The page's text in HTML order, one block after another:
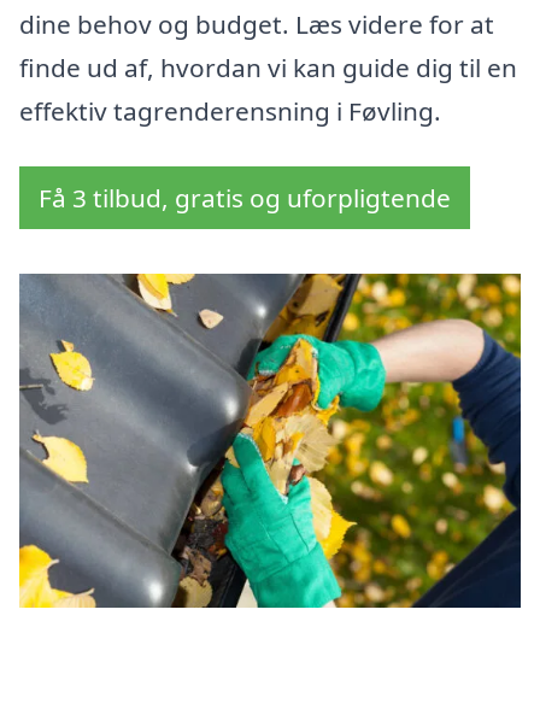
dine behov og budget. Læs videre for at
finde ud af, hvordan vi kan guide dig til en
effektiv tagrenderensning i Føvling.
Få 3 tilbud, gratis og uforpligtende